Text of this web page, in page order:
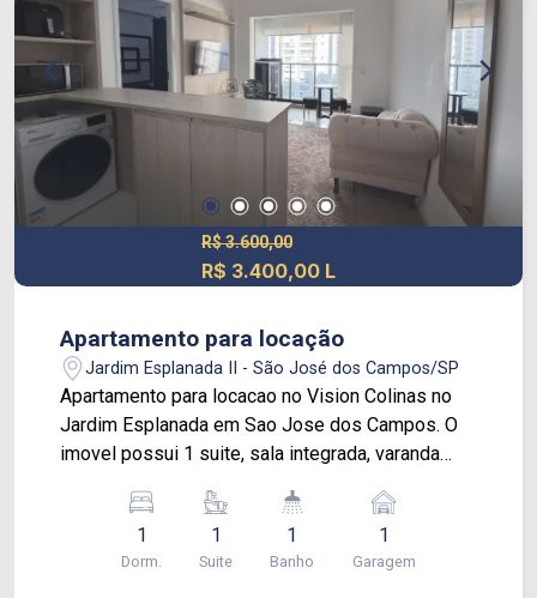
R$ 3.600,00
R$ 3.400,00 L
Apartamento para locação
Jardim Esplanada II - São José dos Campos/SP
Apartamento para locacao no Vision Colinas no
Jardim Esplanada em Sao Jose dos Campos. O
imovel possui 1 suite, sala integrada, varanda
vaga de garagem. Conta com armarios planejados
na cozinha, na suite e no banheiro, oferecendo
praticidade e melhor aproveitamento dos
1
Dorm.
1
Suite
1
Banho
1
Garagem